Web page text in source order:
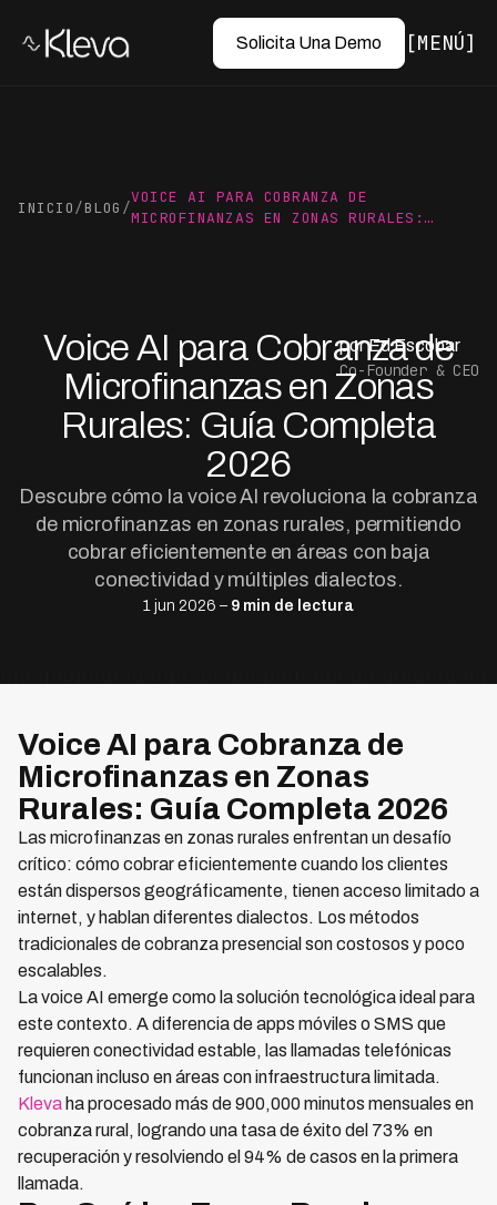
Solicita Una Demo MENÚ
INICIO/BLOG /
VOICE AI PARA COBRANZA DE
MICROFINANZAS EN ZONAS RURALES:…
Voice AI para Cobranza de
Microfinanzas en Zonas
Rurales: Guía Completa
2026
Descubre cómo la voice AI revoluciona la cobranza
de microfinanzas en zonas rurales, permitiendo
cobrar eficientemente en áreas con baja
conectividad y múltiples dialectos.
1 jun 2026 – 9 min de lectura
por Ed Escobar
Co-Founder & CEO
Voice AI para Cobranza de
Microfinanzas en Zonas
Rurales: Guía Completa 2026
Las microfinanzas en zonas rurales enfrentan un desafío
crítico: cómo cobrar eficientemente cuando los clientes
están dispersos geográficamente, tienen acceso limitado a
internet, y hablan diferentes dialectos. Los métodos
tradicionales de cobranza presencial son costosos y poco
escalables.
La voice AI emerge como la solución tecnológica ideal para
este contexto. A diferencia de apps móviles o SMS que
requieren conectividad estable, las llamadas telefónicas
funcionan incluso en áreas con infraestructura limitada.
Kleva ha procesado más de 900,000 minutos mensuales en
cobranza rural, logrando una tasa de éxito del 73% en
recuperación y resolviendo el 94% de casos en la primera
llamada.